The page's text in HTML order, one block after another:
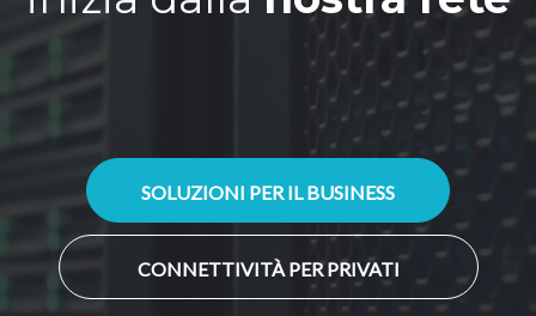
SOLUZIONI PER IL BUSINESS
CONNETTIVITÀ PER PRIVATI